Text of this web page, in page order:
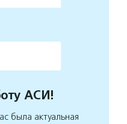
АСИ!
была актуальная